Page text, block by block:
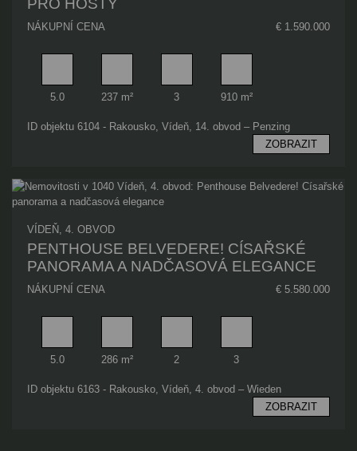
PRO HOSTY
NÁKUPNÍ CENA € 1.590.000
Pokoj
5.0
Obytný prostor
237 m²
Koupelna
3
Plocha pozemku
910 m²
ID objektu 6104 - Rakousko, Vídeň, 14. obvod – Penzing
ZOBRAZIT
VÍDEŇ, 4. OBVOD
PENTHOUSE BELVEDERE! CÍSAŘSKÉ
PANORAMA A NADČASOVÁ ELEGANCE
NÁKUPNÍ CENA € 5.580.000
Pokoj
5.0
Obytný prostor
286 m²
Koupelna
2
Ložnice
3
ID objektu 6163 - Rakousko, Vídeň, 4. obvod – Wieden
ZOBRAZIT